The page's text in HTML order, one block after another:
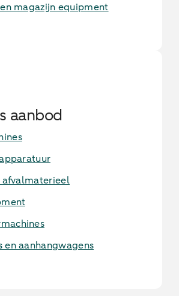
magazijn equipment
aanbod
en aanhangwagens